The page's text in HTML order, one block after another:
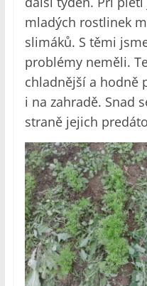
mladých rostlinek
slimáků. S těmi
problémy neměli.
chladnější a hodně
i na zahradě. Snad
straně jejich